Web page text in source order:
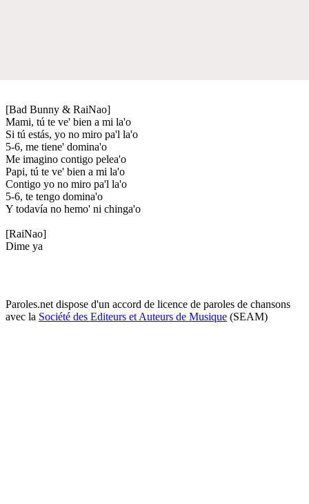
[Bad Bunny & RaiNao]
Mami, tú te ve' bien a mi la'o
Si tú estás, yo no miro pa'l la'o
5-6, me tiene' domina'o
Me imagino contigo pelea'o
Papi, tú te ve' bien a mi la'o
Contigo yo no miro pa'l la'o
5-6, te tengo domina'o
Y todavía no hemo' ni chinga'o
[RaiNao]
Dime ya
Paroles.net dispose d'un accord de licence de paroles de chansons
avec la Société des Editeurs et Auteurs de Musique (SEAM)